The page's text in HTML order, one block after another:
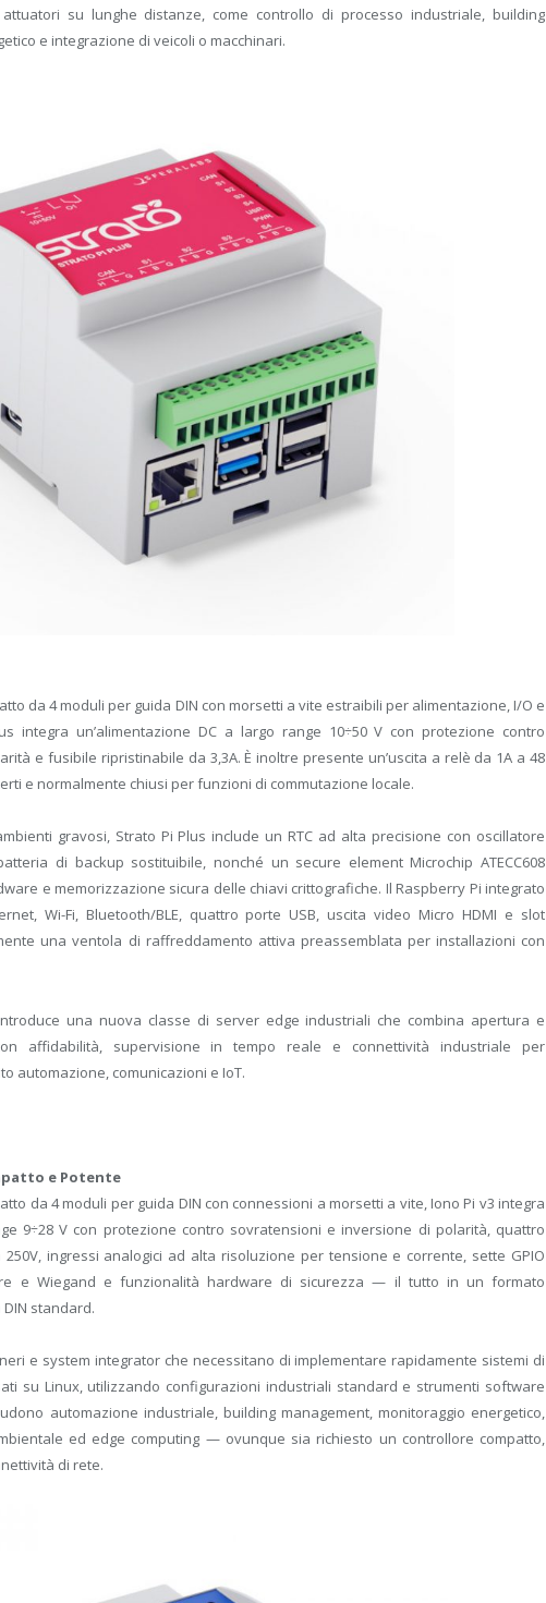
su lunghe distanze, come controllo di processo industriale, building
e integrazione di veicoli o macchinari.
da 4 moduli per guida DIN con morsetti a vite estraibili per alimentazione, I/O e
integra un’alimentazione DC a largo range 10÷50 V con protezione contro
e fusibile ripristinabile da 3,3A. È inoltre presente un’uscita a relè da 1A a 48
e normalmente chiusi per funzioni di commutazione locale.
gravosi, Strato Pi Plus include un RTC ad alta precisione con oscillatore
di backup sostituibile, nonché un secure element Microchip ATECC608
e memorizzazione sicura delle chiavi crittografiche. Il Raspberry Pi integrato
Wi-Fi, Bluetooth/BLE, quattro porte USB, uscita video Micro HDMI e slot
una ventola di raffreddamento attiva preassemblata per installazioni con
una nuova classe di server edge industriali che combina apertura e
affidabilità, supervisione in tempo reale e connettività industriale per
automazione, comunicazioni e IoT.
e Potente
da 4 moduli per guida DIN con connessioni a morsetti a vite, Iono Pi v3 integra
9÷28 V con protezione contro sovratensioni e inversione di polarità, quattro
ingressi analogici ad alta risoluzione per tensione e corrente, sette GPIO
e Wiegand e funzionalità hardware di sicurezza — il tutto in un formato
standard.
e system integrator che necessitano di implementare rapidamente sistemi di
su Linux, utilizzando configurazioni industriali standard e strumenti software
automazione industriale, building management, monitoraggio energetico,
ed edge computing — ovunque sia richiesto un controllore compatto,
di rete.